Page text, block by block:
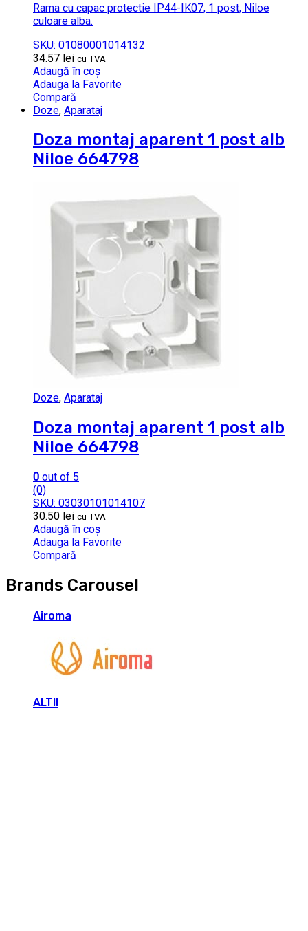
Rama cu capac protectie IP44-IK07, 1 post, Niloe
culoare alba.
SKU: 01080001014132
34.57 lei cu TVA
Adaugă în coș
Adauga la Favorite
Compară
Doze, Aparataj
Doza montaj aparent 1 post alb
Niloe 664798
Doze, Aparataj
Doza montaj aparent 1 post alb
Niloe 664798
0 out of 5
(0)
SKU: 03030101014107
30.50 lei cu TVA
Adaugă în coș
Adauga la Favorite
Compară
Brands Carousel
Airoma
ALTII